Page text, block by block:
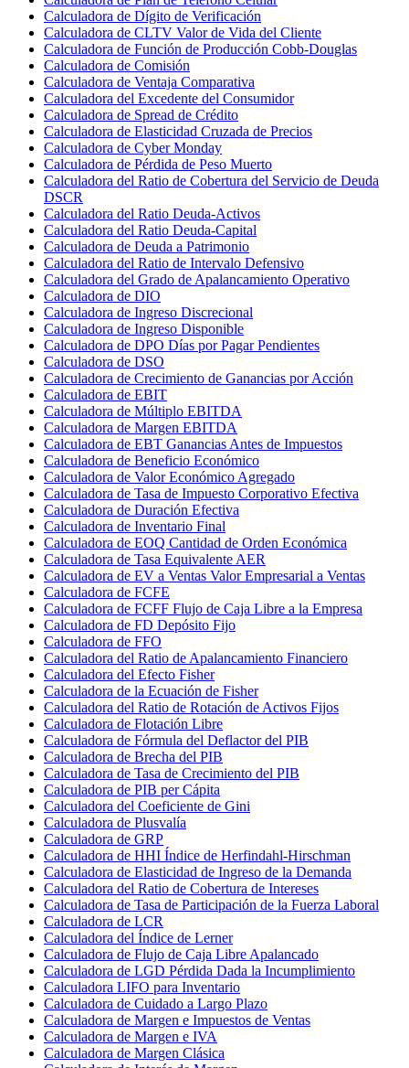
Calculadora de Dígito de Verificación
Calculadora de CLTV Valor de Vida del Cliente
Calculadora de Función de Producción Cobb-Douglas
Calculadora de Comisión
Calculadora de Ventaja Comparativa
Calculadora del Excedente del Consumidor
Calculadora de Spread de Crédito
Calculadora de Elasticidad Cruzada de Precios
Calculadora de Cyber Monday
Calculadora de Pérdida de Peso Muerto
Calculadora del Ratio de Cobertura del Servicio de Deuda
DSCR
Calculadora del Ratio Deuda-Activos
Calculadora del Ratio Deuda-Capital
Calculadora de Deuda a Patrimonio
Calculadora del Ratio de Intervalo Defensivo
Calculadora del Grado de Apalancamiento Operativo
Calculadora de DIO
Calculadora de Ingreso Discrecional
Calculadora de Ingreso Disponible
Calculadora de DPO Días por Pagar Pendientes
Calculadora de DSO
Calculadora de Crecimiento de Ganancias por Acción
Calculadora de EBIT
Calculadora de Múltiplo EBITDA
Calculadora de Margen EBITDA
Calculadora de EBT Ganancias Antes de Impuestos
Calculadora de Beneficio Económico
Calculadora de Valor Económico Agregado
Calculadora de Tasa de Impuesto Corporativo Efectiva
Calculadora de Duración Efectiva
Calculadora de Inventario Final
Calculadora de EOQ Cantidad de Orden Económica
Calculadora de Tasa Equivalente AER
Calculadora de EV a Ventas Valor Empresarial a Ventas
Calculadora de FCFE
Calculadora de FCFF Flujo de Caja Libre a la Empresa
Calculadora de FD Depósito Fijo
Calculadora de FFO
Calculadora del Ratio de Apalancamiento Financiero
Calculadora del Efecto Fisher
Calculadora de la Ecuación de Fisher
Calculadora del Ratio de Rotación de Activos Fijos
Calculadora de Flotación Libre
Calculadora de Fórmula del Deflactor del PIB
Calculadora de Brecha del PIB
Calculadora de Tasa de Crecimiento del PIB
Calculadora de PIB per Cápita
Calculadora del Coeficiente de Gini
Calculadora de Plusvalía
Calculadora de GRP
Calculadora de HHI Índice de Herfindahl-Hirschman
Calculadora de Elasticidad de Ingreso de la Demanda
Calculadora del Ratio de Cobertura de Intereses
Calculadora de Tasa de Participación de la Fuerza Laboral
Calculadora de LCR
Calculadora del Índice de Lerner
Calculadora de Flujo de Caja Libre Apalancado
Calculadora de LGD Pérdida Dada la Incumplimiento
Calculadora LIFO para Inventario
Calculadora de Cuidado a Largo Plazo
Calculadora de Margen e Impuestos de Ventas
Calculadora de Margen e IVA
Calculadora de Margen Clásica